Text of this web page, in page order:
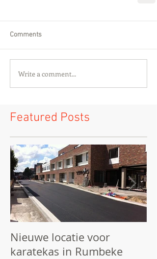
Comments
Write a comment...
Featured Posts
Nieuwe locatie voor
karatekas in Rumbeke